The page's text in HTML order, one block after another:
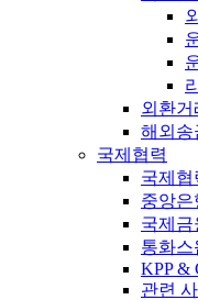
외환
해외송
국제협력
국제협
중앙은
국제금
통화스
KPP &
관련